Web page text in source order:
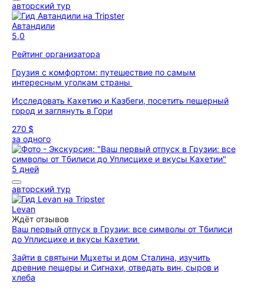
авторский тур
Автандили
5,0
Рейтинг организатора
Грузия с комфортом: путешествие по самым
интересным уголкам страны
Исследовать Кахетию и Казбеги, посетить пещерный
город и заглянуть в Гори
270 $
за одного
5 дней
авторский тур
Levan
Ждёт отзывов
Ваш первый отпуск в Грузии: все символы от Тбилиси
до Уплисцихе и вкусы Кахетии
Зайти в святыни Мцхеты и дом Сталина, изучить
древние пещеры и Сигнахи, отведать вин, сыров и
хлеба